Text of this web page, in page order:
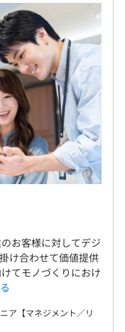
お客様に対してデジ
け合わせて価値提供
てモノづくりにおけ
ア【マネジメント／リ